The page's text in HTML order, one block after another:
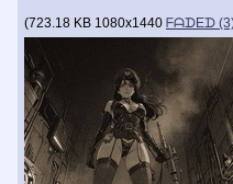
(723.18 KB 1080x1440 ᖴᗩᗪEᗪ